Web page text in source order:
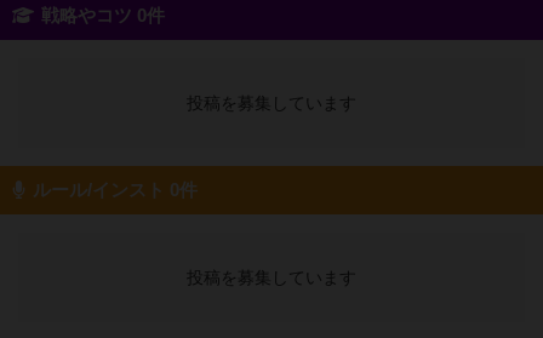
戦略やコツ 0件
投稿を募集しています
ルール/インスト 0件
投稿を募集しています